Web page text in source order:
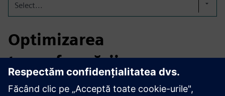
Select...
Optimizarea
termoformării
aerospațiale